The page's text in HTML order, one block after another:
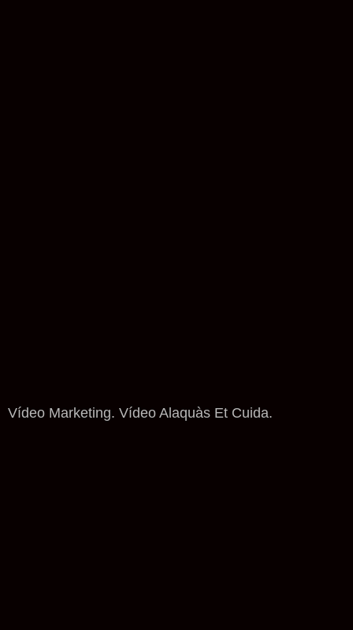
Vídeo Marketing. Vídeo Alaquàs Et Cuida.